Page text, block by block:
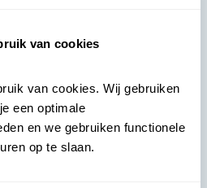
van cookies
van cookies. Wij gebruiken
een optimale
en we gebruiken functionele
op te slaan.
Soon